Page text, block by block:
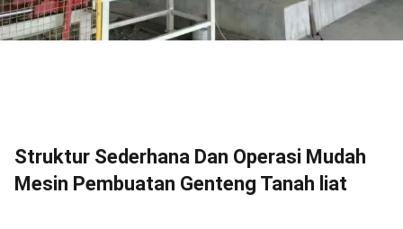
Struktur Sederhana Dan Operasi Mudah
Mesin Pembuatan Genteng Tanah liat